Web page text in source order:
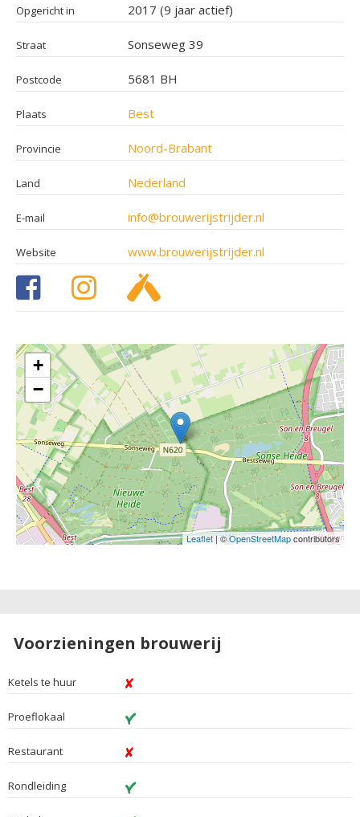
Opgericht in 2017 (9 jaar actief)
Straat Sonseweg 39
Postcode 5681 BH
Plaats Best
Provincie Noord-Brabant
Land Nederland
E-mail info@brouwerijstrijder.nl
Website www.brouwerijstrijder.nl
+
−
Leaflet| ©OpenStreetMapcontributors
Voorzieningen brouwerij
Ketels te huur
Proeflokaal
Restaurant
Rondleiding